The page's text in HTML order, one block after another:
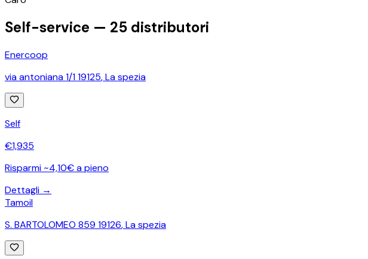
Self-service — 25 distributori
Enercoop
via antoniana 1/1 19125,La spezia
Self
€1,935
Risparmi ~4,10€ a pieno
Dettagli →
Tamoil
S. BARTOLOMEO 859 19126,La spezia